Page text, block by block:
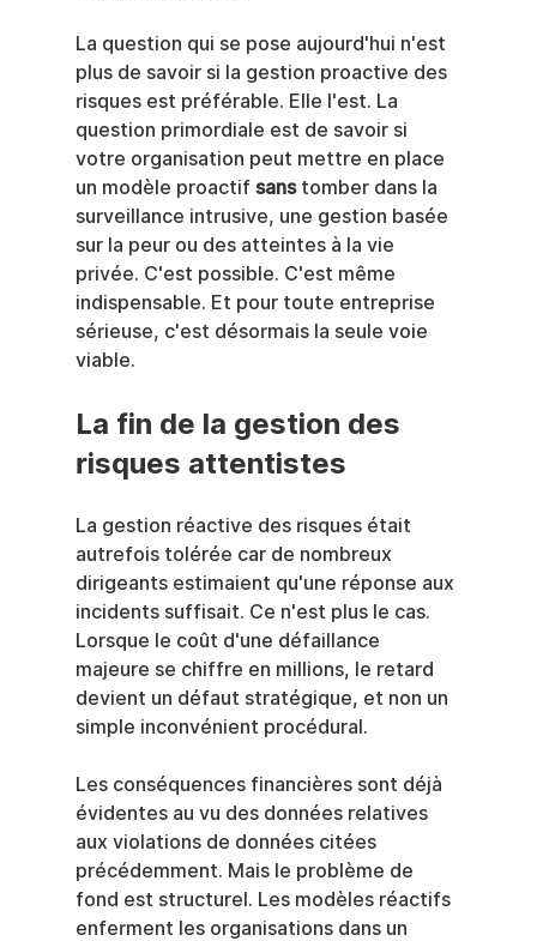
La question qui se pose aujourd'hui n'est
plus de savoir si la gestion proactive des
risques est préférable. Elle l'est. La
question primordiale est de savoir si
votre organisation peut mettre en place
un modèle proactif sans tomber dans la
surveillance intrusive, une gestion basée
sur la peur ou des atteintes à la vie
privée. C'est possible. C'est même
indispensable. Et pour toute entreprise
sérieuse, c'est désormais la seule voie
viable.
La fin de la gestion des
risques attentistes
La gestion réactive des risques était
autrefois tolérée car de nombreux
dirigeants estimaient qu'une réponse aux
incidents suffisait. Ce n'est plus le cas.
Lorsque le coût d'une défaillance
majeure se chiffre en millions, le retard
devient un défaut stratégique, et non un
simple inconvénient procédural.
Les conséquences financières sont déjà
évidentes au vu des données relatives
aux violations de données citées
précédemment. Mais le problème de
fond est structurel. Les modèles réactifs
enferment les organisations dans un